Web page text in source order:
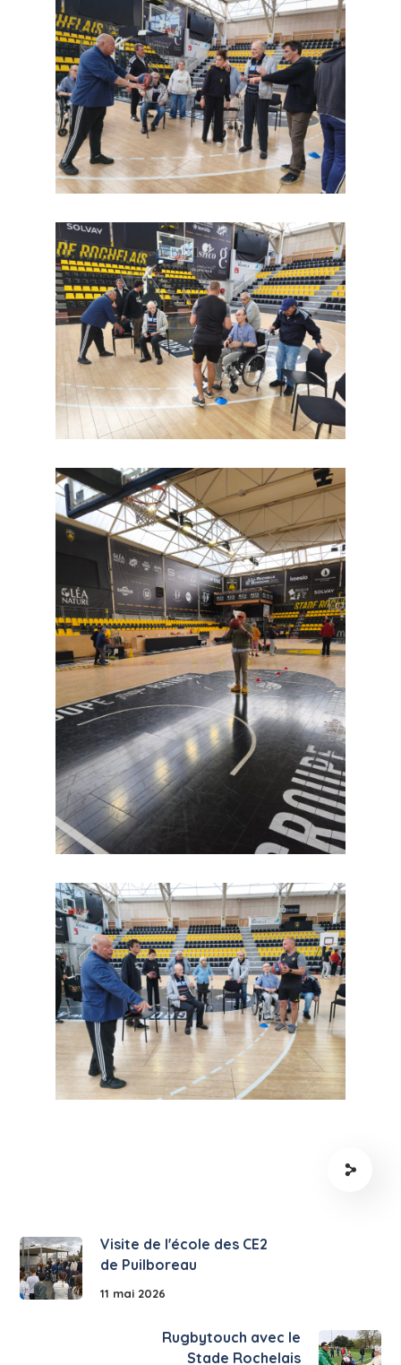
Visite de l'école des CE2
de Puilboreau
11 mai 2026
Rugbytouch avec le
Stade Rochelais